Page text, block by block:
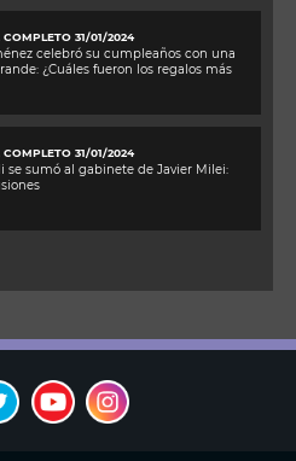
31/01/2024
celebró su cumpleaños con una
¿Cuáles fueron los regalos más
31/01/2024
se sumó al gabinete de Javier Milei: